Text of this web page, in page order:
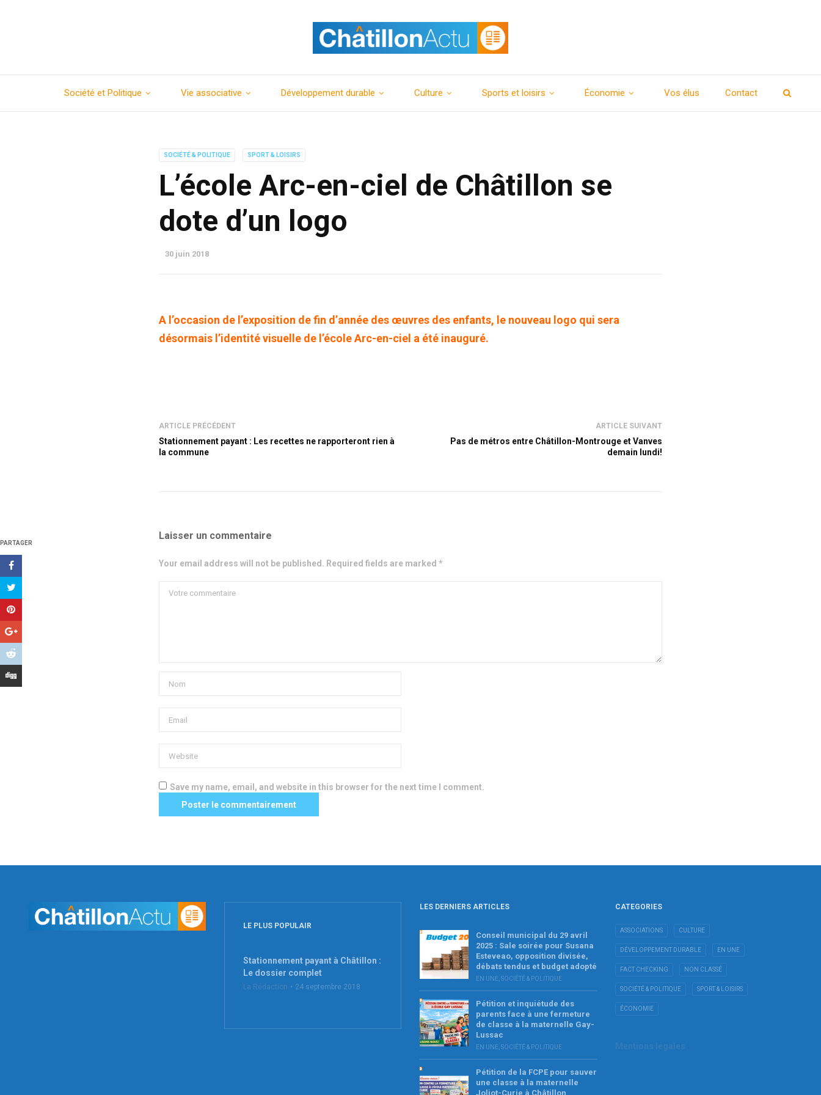
Société et Politique Vie associative Développement durable Culture Sports et loisirs Économie Vos élus Contact
SOCIÉTÉ & POLITIQUE SPORT & LOISIRS
L’école Arc-en-ciel de Châtillon se
dote d’un logo
30 juin 2018
PARTAGER
A l’occasion de l’exposition de fin d’année des œuvres des enfants, le nouveau logo qui sera
désormais l’identité visuelle de l’école Arc-en-ciel a été inauguré.
ARTICLE PRÉCÉDENT
Stationnement payant : Les recettes ne rapporteront rien à
la commune
ARTICLE SUIVANT
Pas de métros entre Châtillon-Montrouge et Vanves
demain lundi!
Laisser un commentaire
Your email address will not be published. Required fields are marked *
Save my name, email, and website in this browser for the next time I comment.
LE PLUS POPULAIR
Stationnement payant à Châtillon :
Le dossier complet
La Rédaction 24 septembre 2018
LES DERNIERS ARTICLES
Conseil municipal du 29 avril
2025 : Sale soirée pour Susana
Esteveao, opposition divisée,
débats tendus et budget adopté
EN UNE SOCIÉTÉ & POLITIQUE
Pétition et inquiétude des
parents face à une fermeture
de classe à la maternelle Gay-
Lussac
EN UNE SOCIÉTÉ & POLITIQUE
Pétition de la FCPE pour sauver
une classe à la maternelle
Joliot-Curie à Châtillon
CATEGORIES
ASSOCIATIONS CULTURE
DÉVELOPPEMENT DURABLE EN UNE
FACT CHECKING NON CLASSÉ
SOCIÉTÉ & POLITIQUE SPORT & LOISIRS
ÉCONOMIE